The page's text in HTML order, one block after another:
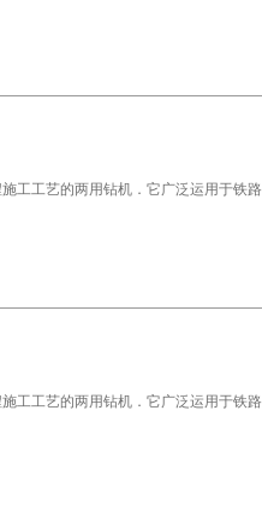
工工艺的两用钻机．它广泛运用于铁
工工艺的两用钻机．它广泛运用于铁